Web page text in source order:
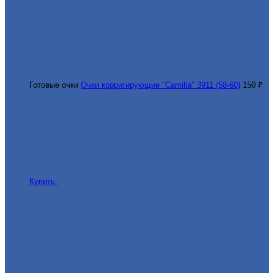
Готовые очки Очки корригирующие "Camilla" 3911 (58-60) 150 ₽
Купить